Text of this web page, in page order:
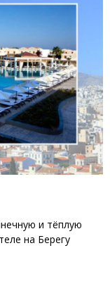
и тёплую
на Берегу